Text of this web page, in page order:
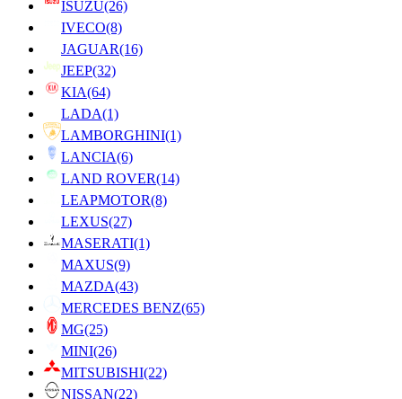
ISUZU(26)
IVECO(8)
JAGUAR(16)
JEEP(32)
KIA(64)
LADA(1)
LAMBORGHINI(1)
LANCIA(6)
LAND ROVER(14)
LEAPMOTOR(8)
LEXUS(27)
MASERATI(1)
MAXUS(9)
MAZDA(43)
MERCEDES BENZ(65)
MG(25)
MINI(26)
MITSUBISHI(22)
NISSAN(22)